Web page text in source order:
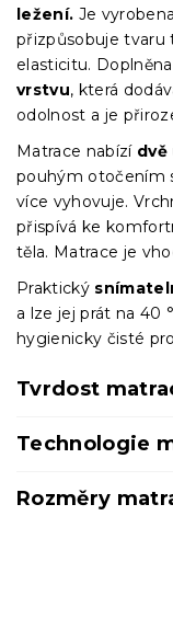
ležení. Je
přizpůsobuje tvaru
elasticitu.
vrstvu, která
odolnost a je
Matrace nabízídvě
pouhým otočením
více vyhovuje.
přispívá ke
těla. Matrace je
Praktický
a lze jej prát na 40
hygienicky čisté
Tvrdost
Technologie
Rozměry